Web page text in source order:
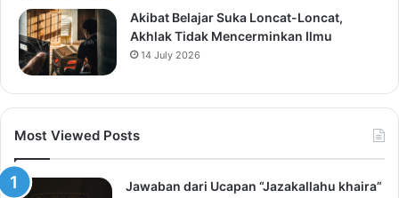
Akibat Belajar Suka Loncat-Loncat,
Akhlak Tidak Mencerminkan Ilmu
14 July 2026
Most Viewed Posts
Jawaban dari Ucapan “Jazakallahu khaira”